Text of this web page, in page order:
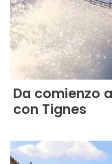
Da comienzo
con Tignes